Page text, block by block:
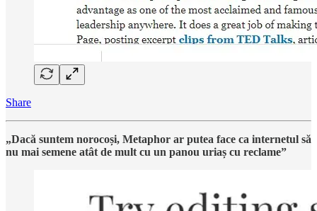
Share
„Dacă suntem norocoși, Metaphor ar putea face ca internetul să
nu mai semene atât de mult cu un panou uriaș cu reclame”